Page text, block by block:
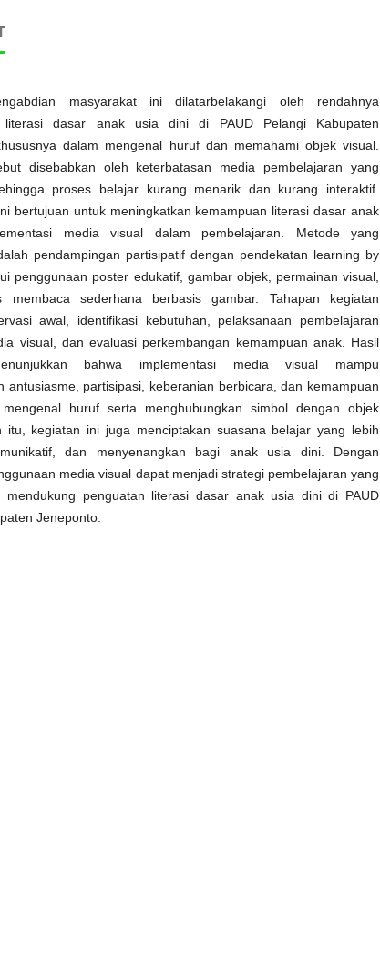
masyarakat ini dilatarbelakangi oleh rendahnya
literasi dasar anak usia dini di PAUD Pelangi Kabupaten
dalam mengenal huruf dan memahami objek visual.
disebabkan oleh keterbatasan media pembelajaran yang
proses belajar kurang menarik dan kurang interaktif.
bertujuan untuk meningkatkan kemampuan literasi dasar anak
media visual dalam pembelajaran. Metode yang
pendampingan partisipatif dengan pendekatan learning by
penggunaan poster edukatif, gambar objek, permainan visual,
membaca sederhana berbasis gambar. Tahapan kegiatan
awal, identifikasi kebutuhan, pelaksanaan pembelajaran
visual, dan evaluasi perkembangan kemampuan anak. Hasil
bahwa implementasi media visual mampu
antusiasme, partisipasi, keberanian berbicara, dan kemampuan
huruf serta menghubungkan simbol dengan objek
itu, kegiatan ini juga menciptakan suasana belajar yang lebih
dan menyenangkan bagi anak usia dini. Dengan
media visual dapat menjadi strategi pembelajaran yang
mendukung penguatan literasi dasar anak usia dini di PAUD
Jeneponto.